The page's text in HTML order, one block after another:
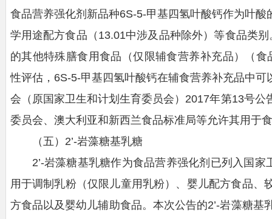
食品营养强化剂新品种6S-5-甲基四氢叶酸钙作为叶
学用途配方食品（13.01中涉及品种除外）等食品类
的其他特殊膳食用食品（仅限辅食营养补充品）（
性评估，6S-5-甲基四氢叶酸钙在辅食营养补充品中
会（原国家卫生和计划生育委员会）2017年第13号
委员会、澳大利亚和新西兰食品标准局等允许其用于
（五）2’-岩藻糖基乳糖
2’-岩藻糖基乳糖作为食品营养强化剂已列入国
用于调制乳粉（仅限儿童用乳粉）、婴儿配方食品
方食品以及婴幼儿辅助食品。本次公告的2’-岩藻糖基